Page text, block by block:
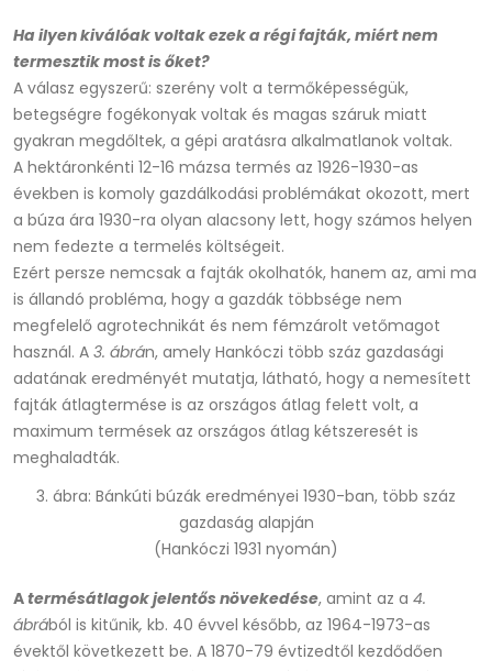
Ha ilyen kiválóak voltak ezek a régi fajták, miért nem
termesztik most is őket?
A válasz egyszerű: szerény volt a termőképességük,
betegségre fogékonyak voltak és magas száruk miatt
gyakran megdőltek, a gépi aratásra alkalmatlanok voltak.
A hektáronkénti 12-16 mázsa termés az 1926-1930-as
években is komoly gazdálkodási problémákat okozott, mert
a búza ára 1930-ra olyan alacsony lett, hogy számos helyen
nem fedezte a termelés költségeit.
Ezért persze nemcsak a fajták okolhatók, hanem az, ami ma
is állandó probléma, hogy a gazdák többsége nem
megfelelő agrotechnikát és nem fémzárolt vetőmagot
használ. A 3. ábrán, amely Hankóczi több száz gazdasági
adatának eredményét mutatja, látható, hogy a nemesített
fajták átlagtermése is az országos átlag felett volt, a
maximum termések az országos átlag kétszeresét is
meghaladták.
3. ábra: Bánkúti búzák eredményei 1930-ban, több száz
gazdaság alapján
(Hankóczi 1931 nyomán)
Atermésátlagok jelentős növekedése, amint az a 4.
ábrából is kitűnik, kb. 40 évvel később, az 1964-1973-as
évektől következett be. A 1870-79 évtizedtől kezdődően